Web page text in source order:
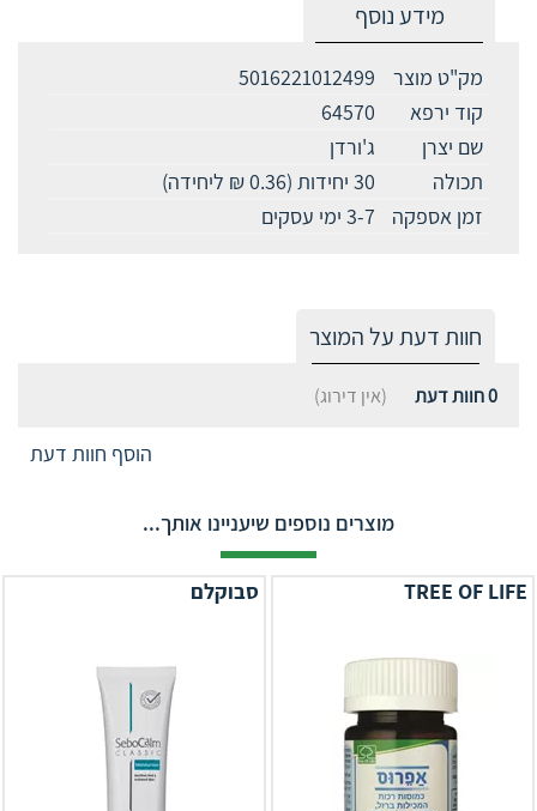
מידע נוסף
מק"ט מוצר
5016221012499
קוד ירפא
64570
שם יצרן
ג'ורדן
תכולה
30 יחידות (0.36 ₪ ליחידה)
זמן אספקה
3-7 ימי עסקים
חוות דעת על המוצר
0חוות דעת (אין דירוג)
הוסף חוות דעת
מוצרים נוספים שיעניינו אותך...
TREE OF LIFE סבוקלם